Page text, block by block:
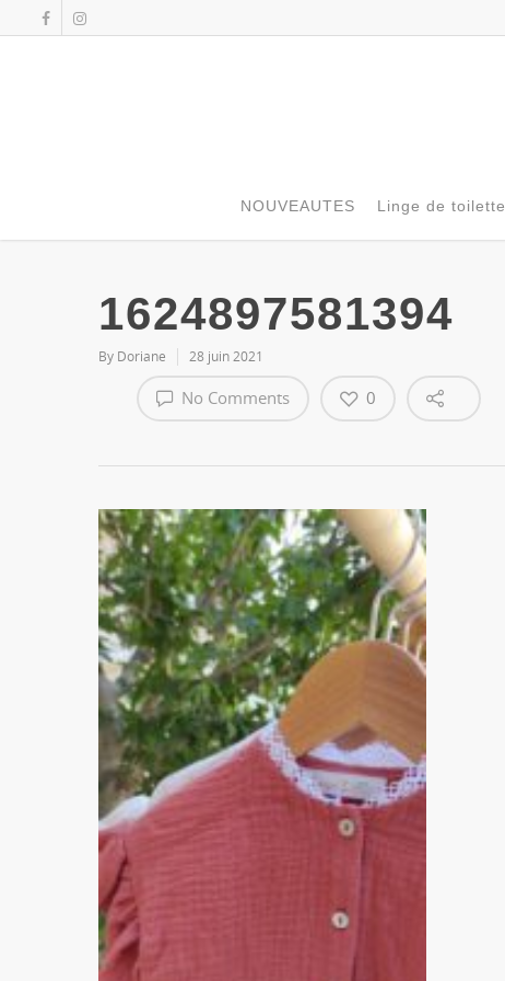
NOUVEAUTES Linge de toilette
1624897581394
By Doriane 28 juin 2021
No Comments 0